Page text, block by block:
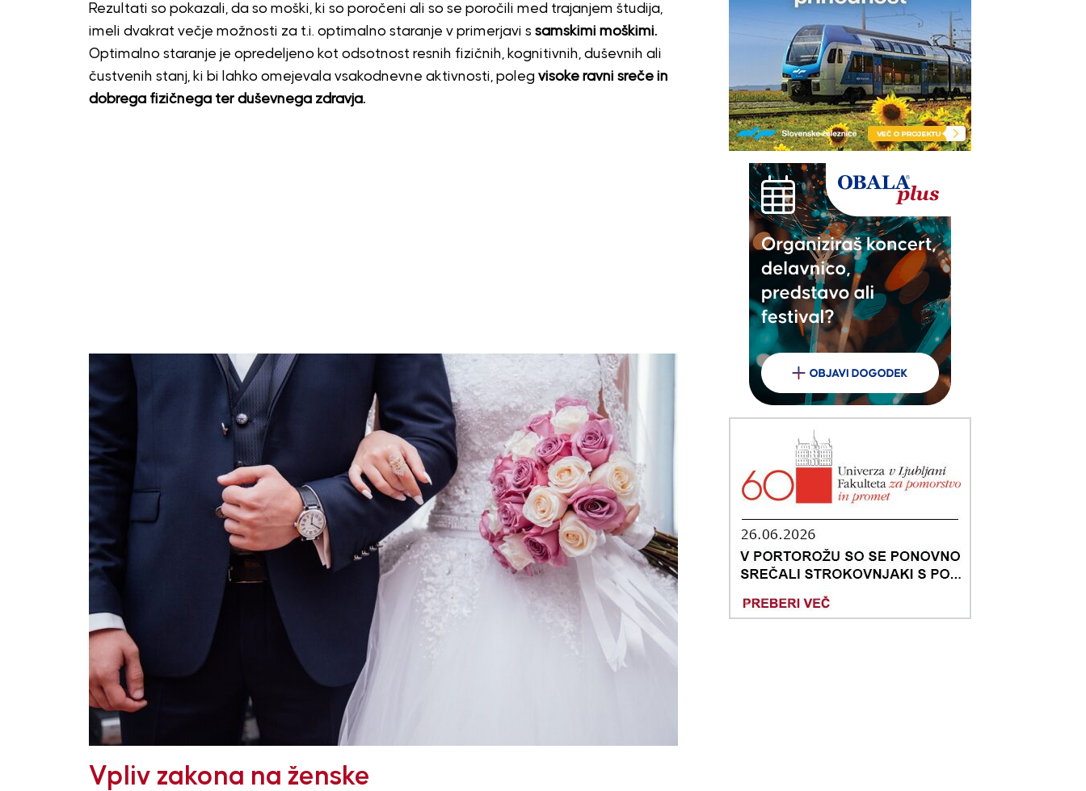
Rezultati so pokazali, da so moški, ki so poročeni ali so se poročili med trajanjem študija,
imeli dvakrat večje možnosti za t.i. optimalno staranje v primerjavi s samskimi moškimi.
Optimalno staranje je opredeljeno kot odsotnost resnih fizičnih, kognitivnih, duševnih ali
čustvenih stanj, ki bi lahko omejevala vsakodnevne aktivnosti, poleg visoke ravni sreče in
dobrega fizičnega ter duševnega zdravja.
Vpliv zakona na ženske